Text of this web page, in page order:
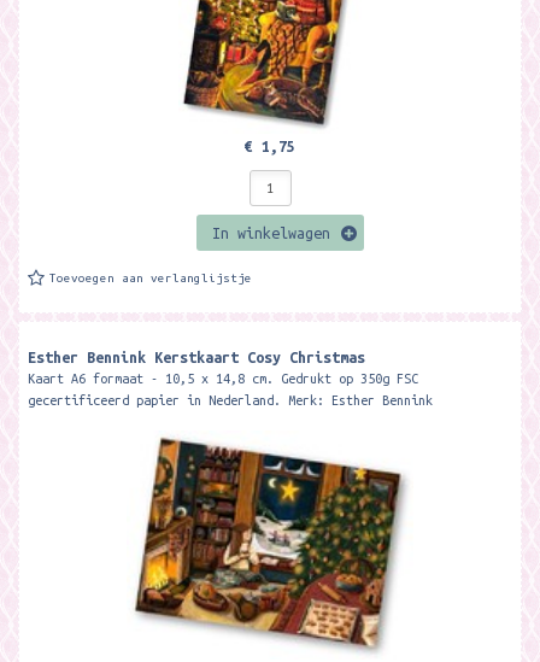
€ 1,75
In winkelwagen
Toevoegen aan verlanglijstje
Esther Bennink Kerstkaart Cosy Christmas
Kaart A6 formaat - 10,5 x 14,8 cm. Gedrukt op 350g FSC
gecertificeerd papier in Nederland. Merk: Esther Bennink